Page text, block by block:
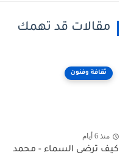
مقالات قد تهمك
ثقافة وفنون
منذ 6 أيام
كيف ترضى السماء - محمد